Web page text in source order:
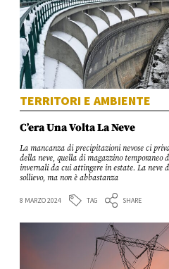
TERRITORI E AMBIENTE
C’era Una Volta La Neve
La mancanza di precipitazioni nevose ci
della neve, quella di magazzino temporaneo
invernali da cui attingere in estate. La neve
sollievo, ma non è abbastanza
8 MARZO 2024 TAG SHARE